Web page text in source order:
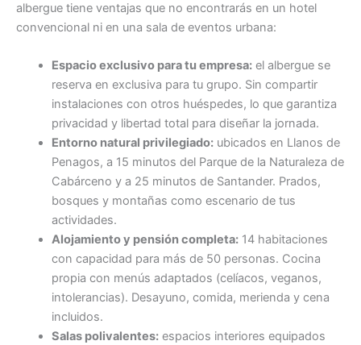
albergue tiene ventajas que no encontrarás en un hotel
convencional ni en una sala de eventos urbana:
Espacio exclusivo para tu empresa:el albergue se
reserva en exclusiva para tu grupo. Sin compartir
instalaciones con otros huéspedes, lo que garantiza
privacidad y libertad total para diseñar la jornada.
Entorno natural privilegiado:ubicados en Llanos de
Penagos, a 15 minutos del Parque de la Naturaleza de
Cabárceno y a 25 minutos de Santander. Prados,
bosques y montañas como escenario de tus
actividades.
Alojamiento y pensión completa:14 habitaciones
con capacidad para más de 50 personas. Cocina
propia con menús adaptados (celíacos, veganos,
intolerancias). Desayuno, comida, merienda y cena
incluidos.
Salas polivalentes:espacios interiores equipados